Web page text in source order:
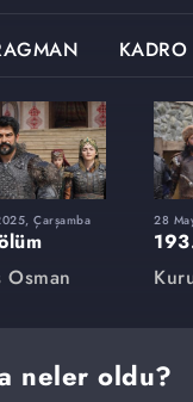
KADRO
Çarşamba
Osman
28
neler oldu?